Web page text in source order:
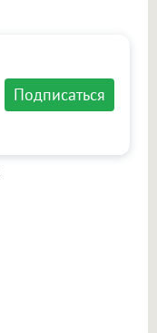
Подписаться